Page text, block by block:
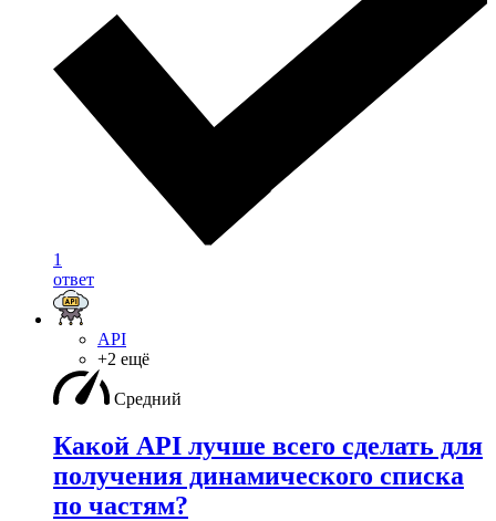
1
ответ
API
+2 ещё
Средний
Какой API лучше всего сделать для
получения динамического списка
по частям?